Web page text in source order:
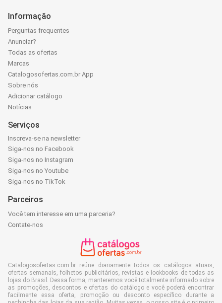
Informação
Perguntas frequentes
Anunciar?
Todas as ofertas
Marcas
Catalogosofertas.com.br App
Sobre nós
Adicionar catálogo
Notícias
Serviços
Inscreva-se na newsletter
Siga-nos no Facebook
Siga-nos no Instagram
Siga-nos no Youtube
Siga-nos no TikTok
Parceiros
Você tem interesse em uma parceria?
Contate-nos
Catalogosofertas.com.br reúne diariamente todos os catálogos atuais,
ofertas semanais, folhetos publicitários, revistas e lookbooks de todas as
lojas do Brasil. Dessa forma, manteremos você totalmente informado sobre
as promoções, descontos e ofertas do catálogo e você poderá encontrar
facilmente essa oferta, promoção ou desconto específico durante a